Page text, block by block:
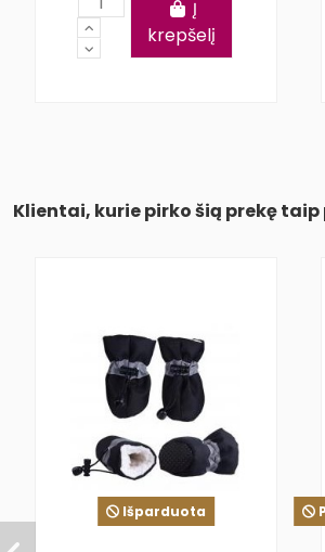
Į
krepšelį
Klientai, kurie pirko šią prekę
Išparduota